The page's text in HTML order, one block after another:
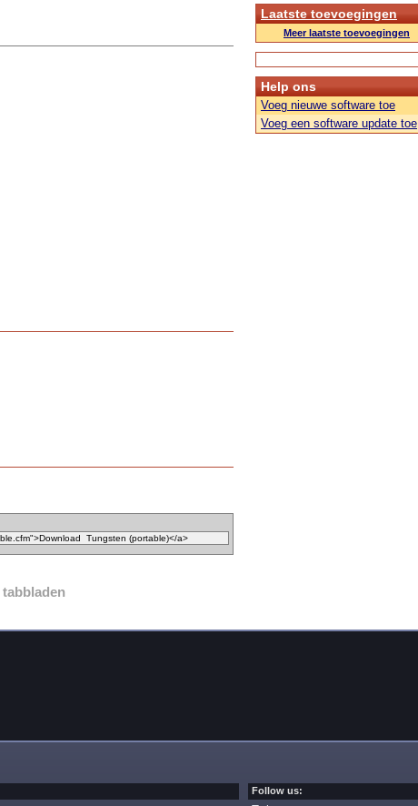
tabbladen
Laatste toevoegingen
Meer laatste toevoegingen
Help ons
Voeg nieuwe software toe
Voeg een software update toe
Follow us: